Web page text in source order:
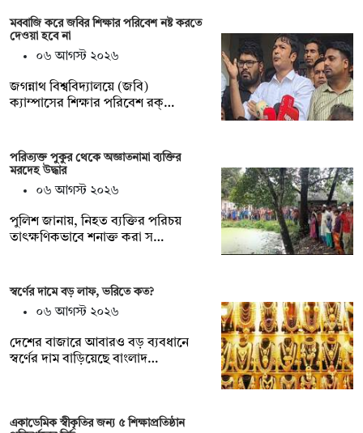
মববাজি করে জবির শিক্ষার পরিবেশ নষ্ট করতে
দেওয়া হবে না
০৬ আগস্ট ২০২৬
জগন্নাথ বিশ্ববিদ্যালয়ে (জবি)
ক্যাম্পাসের শিক্ষার পরিবেশ রক্…
পরিত্যক্ত পুকুর থেকে অজ্ঞাতনামা ব্যক্তির
মরদেহ উদ্ধার
০৬ আগস্ট ২০২৬
পুলিশ জানায়, নিহত ব্যক্তির পরিচয়
তাৎক্ষণিকভাবে শনাক্ত করা স…
স্বর্ণের দামে বড় লাফ, ভরিতে কত?
০৬ আগস্ট ২০২৬
দেশের বাজারে আবারও বড় ব্যবধানে
স্বর্ণের দাম বাড়িয়েছে বাংলাদ…
একাডেমিক স্বীকৃতির জন্য ৫ শিক্ষাপ্রতিষ্ঠান